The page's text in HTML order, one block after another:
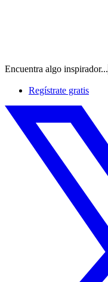
Encuentra algo inspirador...
Regístrate gratis